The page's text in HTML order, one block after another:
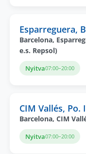
Esparreguera,
Barcelona,
e.s. Repsol)
Nyitva07:00–20:00
CIM Vallés, Po.
Barcelona, CIM
Nyitva07:00–20:00